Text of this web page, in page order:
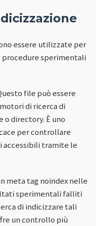
essere utilizzate per
sperimentali
file può essere
di ricerca di
o directory. È uno
per controllare
accessibili tramite le
meta tag noindex nelle
sperimentali falliti
di indicizzare tali
un controllo più